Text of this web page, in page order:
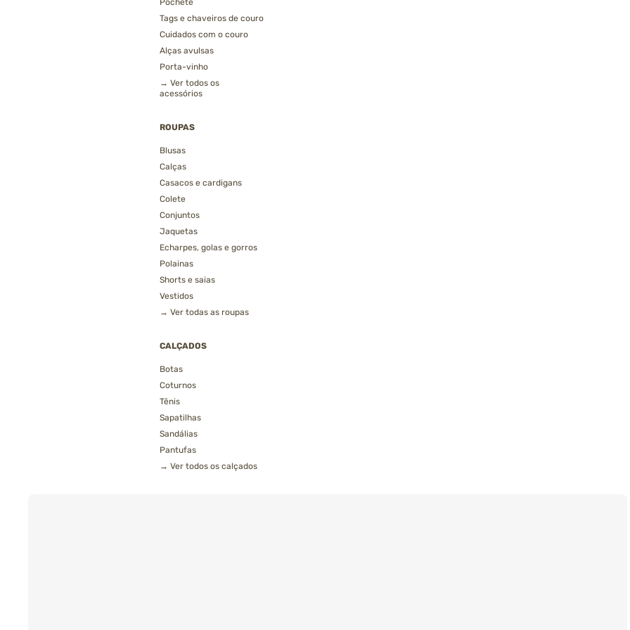
Pochete
Tags e chaveiros de couro
Cuidados com o couro
Alças avulsas
Porta-vinho
→ Ver todos os
acessórios
ROUPAS
Blusas
Calças
Casacos e cardigans
Colete
Conjuntos
Jaquetas
Echarpes, golas e gorros
Polainas
Shorts e saias
Vestidos
→ Ver todas as roupas
CALÇADOS
Botas
Coturnos
Tênis
Sapatilhas
Sandálias
Pantufas
→ Ver todos os calçados